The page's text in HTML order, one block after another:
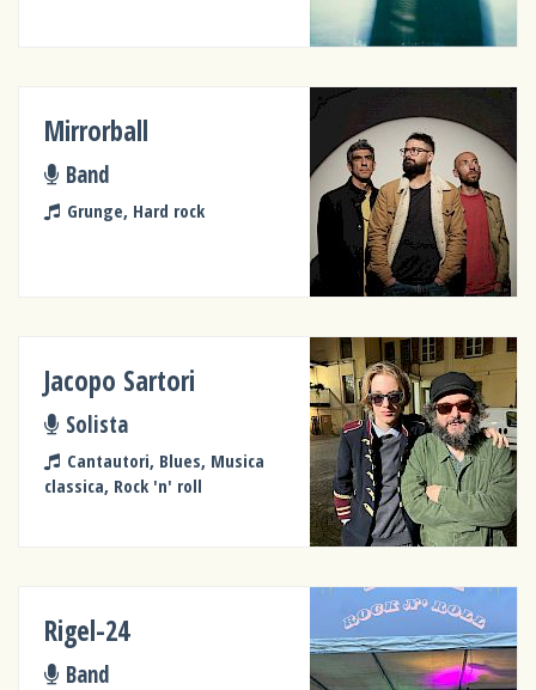
Mirrorball
Band
Grunge, Hard rock
Jacopo Sartori
Solista
Cantautori, Blues, Musica
classica, Rock 'n' roll
Rigel-24
Band